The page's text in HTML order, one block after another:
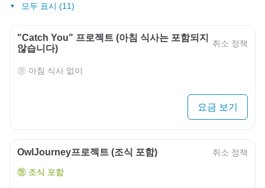
모두 표시 (11)
"Catch You" 프로젝트 (아침 식사는 포함되지
않습니다)
취소 정책
아침 식사 없이
요금 보기
OwlJourney프로젝트 (조식 포함) 취소 정책
조식 포함